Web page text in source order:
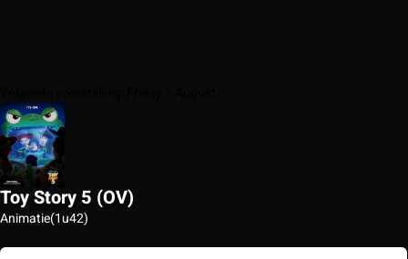
Toy Story 5 (OV)
Animatie(1u42)